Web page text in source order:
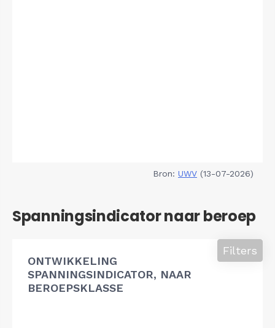
Bron: UWV (13-07-2026)
Spanningsindicator naar beroep
ONTWIKKELING
SPANNINGSINDICATOR, NAAR
BEROEPSKLASSE
Filters